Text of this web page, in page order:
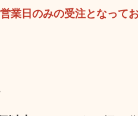
業日のみの受注となってお